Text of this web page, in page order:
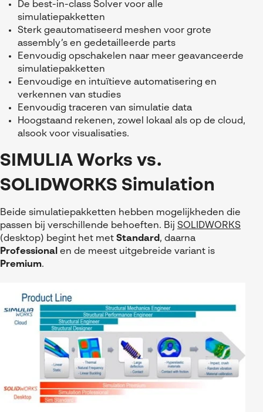
De best-in-class Solver voor alle
simulatiepakketten
Sterk geautomatiseerd meshen voor grote
assembly’s en gedetailleerde parts
Eenvoudig opschakelen naar meer geavanceerde
simulatiepakketten
Eenvoudige en intuïtieve automatisering en
verkennen van studies
Eenvoudig traceren van simulatie data
Hoogstaand rekenen, zowel lokaal als op de cloud,
alsook voor visualisaties.
SIMULIA Works vs.
SOLIDWORKS Simulation
Beide simulatiepakketten hebben mogelijkheden die
passen bij verschillende behoeften. Bij SOLIDWORKS
(desktop) begint het met Standard, daarna
Professional en de meest uitgebreide variant is
Premium.